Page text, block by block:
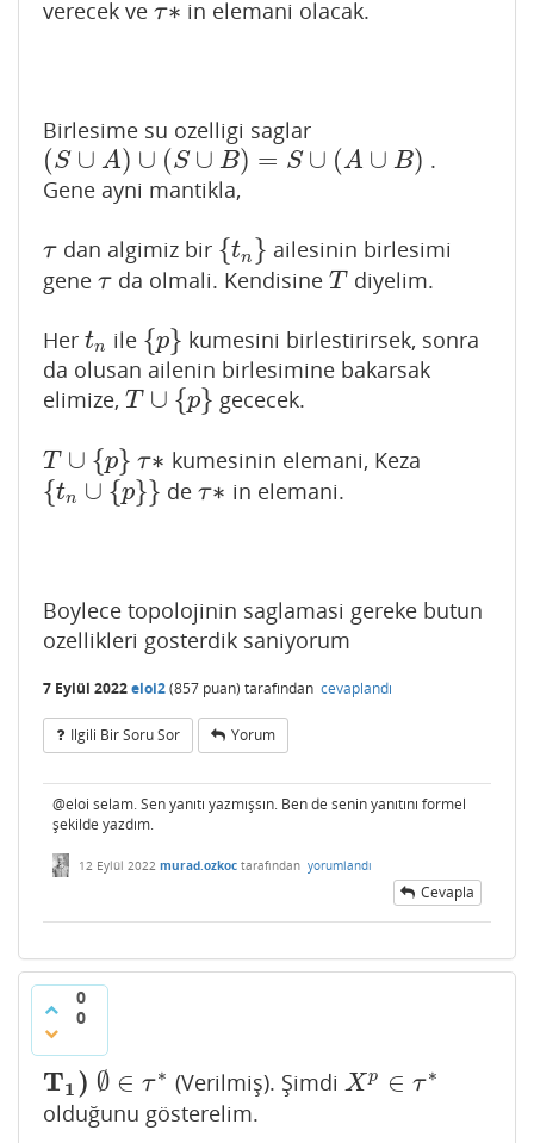
verecek ve τ∗
τ∗ in elemani olacak.
Birlesime su ozelligi saglar
(S ∪ A) ∪ (S ∪ B) = S ∪ (A ∪ B)
(S∪ A) ∪(S∪B =S∪(A∪B
.
Gene ayni mantikla,
τ
τ dan algimiz bir {tn }
{tn}
ailesinin birlesimi
gene τ
τ da olmali. KendisineT
T diyelim.
Her tn
tn ile {p}
{p}
kumesini birlestirirsek, sonra
da olusan ailenin birlesimine bakarsak
elimize, T ∪ {p}
T∪{p } gececek.
T ∪ {p}
T∪{p } τ∗
τ∗ kumesinin elemani, Keza
{tn ∪ {p}}
{tn∪{p }} deτ∗
τ∗ in elemani.
Boylece topolojinin saglamasi gereke butun
ozellikleri gosterdik saniyorum
7 Eylül 2022eloi2(857 puan) tarafından cevaplandı
Ilgili Bir Soru Sor Yorum
@eloi selam. Sen yanıtı yazmışsın. Ben de senin yanıtını formel
şekilde yazdım.
12 Eylül 2022 murad.ozkoc tarafından yorumlandı
Cevapla
0
0
T1 )
T1) ∅ ∈ τ ∗
∅ ∈ τ∗ (Verilmiş). Şimdi X p ∈ τ ∗
Xp∈ τ∗
olduğunu gösterelim.